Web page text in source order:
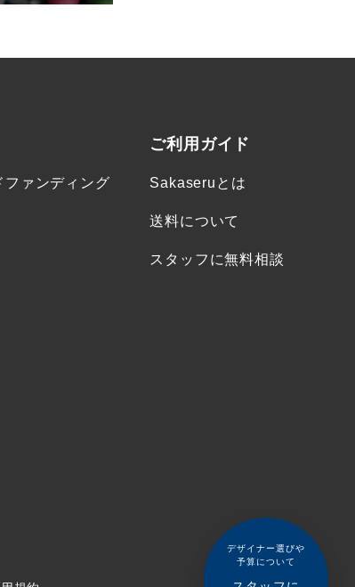
デザイナー選びや
予算について
ファンディング
ご利用ガイド
Sakaseruとは
送料について
スタッフに無料相談